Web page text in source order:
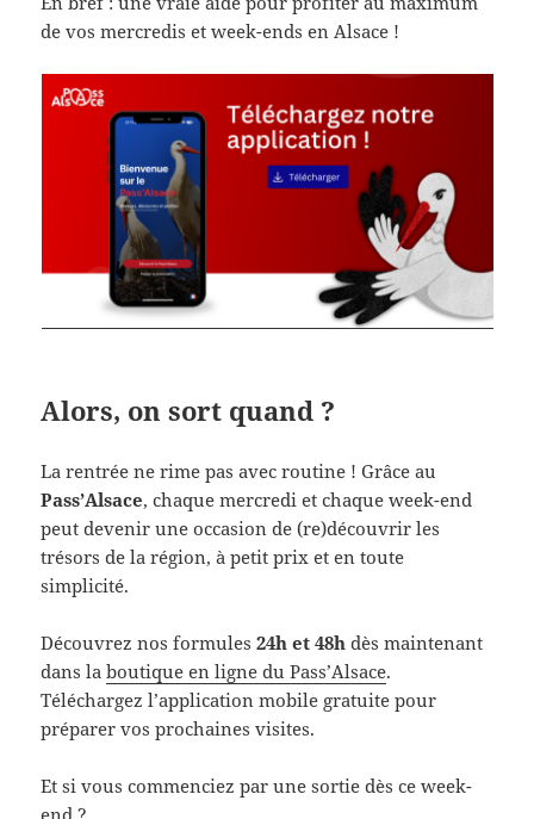
de vos mercredis et week-ends en Alsace !
Alors, on sort quand ?
La rentrée ne rime pas avec routine ! Grâce au
Pass’Alsace, chaque mercredi et chaque week-end
peut devenir une occasion de (re)découvrir les
trésors de la région, à petit prix et en toute
simplicité.
Découvrez nos formules24h et 48h dès maintenant
dans laboutique en ligne du Pass’Alsace.
Téléchargez l’application mobile gratuite pour
préparer vos prochaines visites.
Et si vous commenciez par une sortie dès ce week-
end ?